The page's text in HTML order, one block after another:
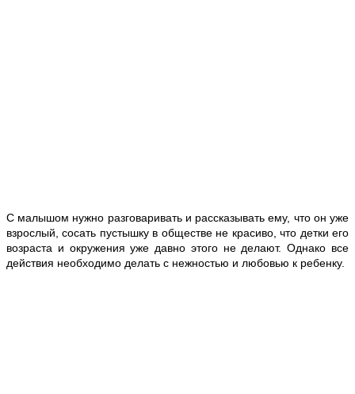
С малышом нужно разговаривать и рассказывать ему, что он уже
взрослый, сосать пустышку в обществе не красиво, что детки его
возраста и окружения уже давно этого не делают. Однако все
действия необходимо делать с нежностью и любовью к ребенку.